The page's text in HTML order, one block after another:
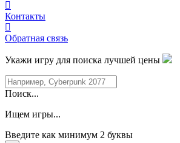
Контакты
Обратная связь
Укажи игру для поиска лучшей цены
Поиск...
Ищем игры...
Введите как минимум 2 буквы